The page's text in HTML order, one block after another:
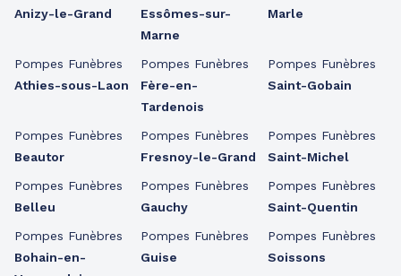
Anizy-le-Grand
Pompes Funèbres
Athies-sous-Laon
Pompes Funèbres
Beautor
Pompes Funèbres
Belleu
Pompes Funèbres
Bohain-en-
Essômes-sur-
Marne
Pompes Funèbres
Fère-en-
Tardenois
Pompes Funèbres
Fresnoy-le-Grand
Pompes Funèbres
Gauchy
Pompes Funèbres
Guise
Marle
Pompes Funèbres
Saint-Gobain
Pompes Funèbres
Saint-Michel
Pompes Funèbres
Saint-Quentin
Pompes Funèbres
Soissons